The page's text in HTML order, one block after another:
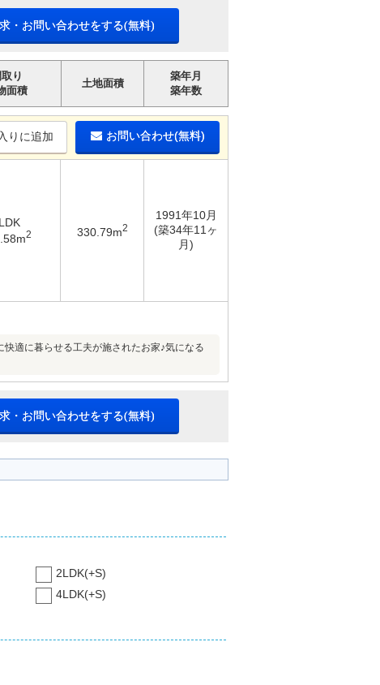
・お問い合わせをする(無料)
取り
面積
土地面積
築年月
築年数
りに追加 お問い合わせ(無料)
2 330.79m2
1991年10月
(築34年11ヶ
月)
適に暮らせる工夫が施されたお家♪気になる
・お問い合わせをする(無料)
2LDK(+S)
4LDK(+S)